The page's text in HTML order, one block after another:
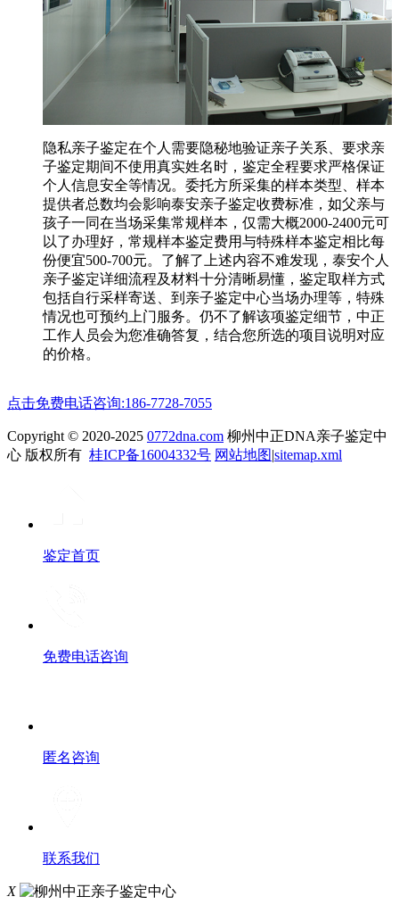
隐私亲子鉴定在个人需要隐秘地验证亲子关系、要求亲
子鉴定期间不使用真实姓名时，鉴定全程要求严格保证
个人信息安全等情况。委托方所采集的样本类型、样本
提供者总数均会影响泰安亲子鉴定收费标准，如父亲与
孩子一同在当场采集常规样本，仅需大概2000-2400元可
以了办理好，常规样本鉴定费用与特殊样本鉴定相比每
份便宜500-700元。了解了上述内容不难发现，泰安个人
亲子鉴定详细流程及材料十分清晰易懂，鉴定取样方式
包括自行采样寄送、到亲子鉴定中心当场办理等，特殊
情况也可预约上门服务。仍不了解该项鉴定细节，中正
工作人员会为您准确答复，结合您所选的项目说明对应
的价格。
点击免费电话咨询:186-7728-7055
Copyright © 2020-2025 0772dna.com 柳州中正DNA亲子鉴定中
心 版权所有 桂ICP备16004332号 网站地图|sitemap.xml
鉴定首页
免费电话咨询
匿名咨询
联系我们
X